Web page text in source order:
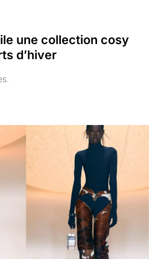
une collection cosy
d’hiver